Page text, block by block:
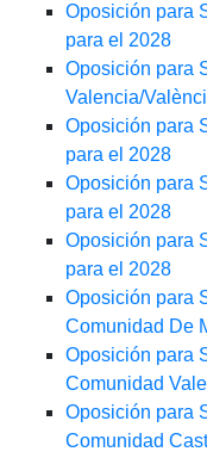
Oposición para
para el 2028
Oposición para
Valencia/
Oposición para
para el 2028
Oposición para
para el 2028
Oposición para
para el 2028
Oposición para
Comunidad De
Oposición para
Comunidad
Oposición para
Comunidad